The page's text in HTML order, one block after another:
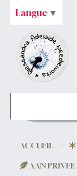
ACCUEIL
AAN PRIVEE
Langue ▼